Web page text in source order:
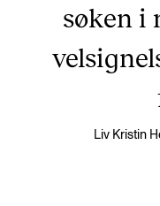
søken i
Liv Kristin